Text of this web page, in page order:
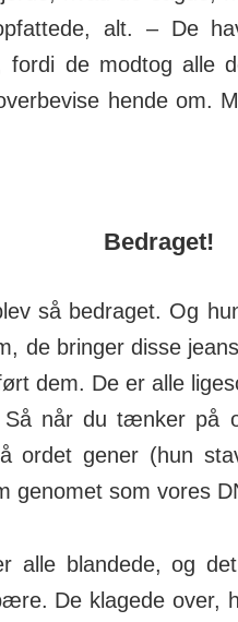
alt. – De
fordi de mod­tog alle
hende om.
Bedraget!
så bedraget. Og
de bringer disse
dem. De er alle
Så når du tænker på
ordet gener (hun
genomet som vores
alle blandede, og
De klagede over,